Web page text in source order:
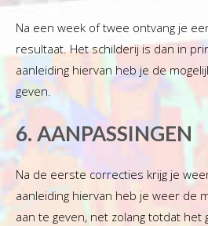
Na een week of twee ontvang je
resultaat. Het schilderij is dan in
aanleiding hiervan heb je de
geven.
6. AANPASSINGEN
Na de eerste correcties krijg je
aanleiding hiervan heb je weer de
aan te geven, net zolang totdat het